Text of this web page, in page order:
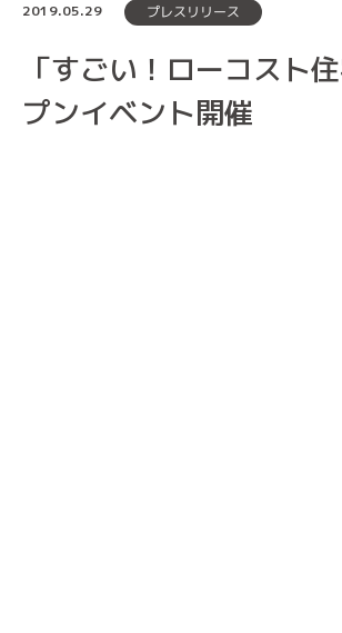
2019.05.29 プレスリリース
「すごい！ローコスト
プンイベント開催